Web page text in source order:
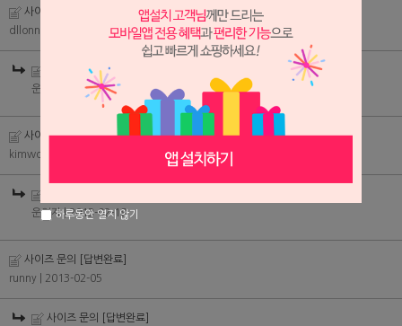
사이즈 물어보아요.
[답변완료]
dllonns
사이즈 물어보아요.
운영자
| 2013-02-18
사이즈 때문에~[답변완료]
kimwoo2
운영자| 2013-02-18
사이즈 문의
[답변완료]
runny
| 2013-02-05
사이즈 문의
[답변완료]
하루동안 열지 않기